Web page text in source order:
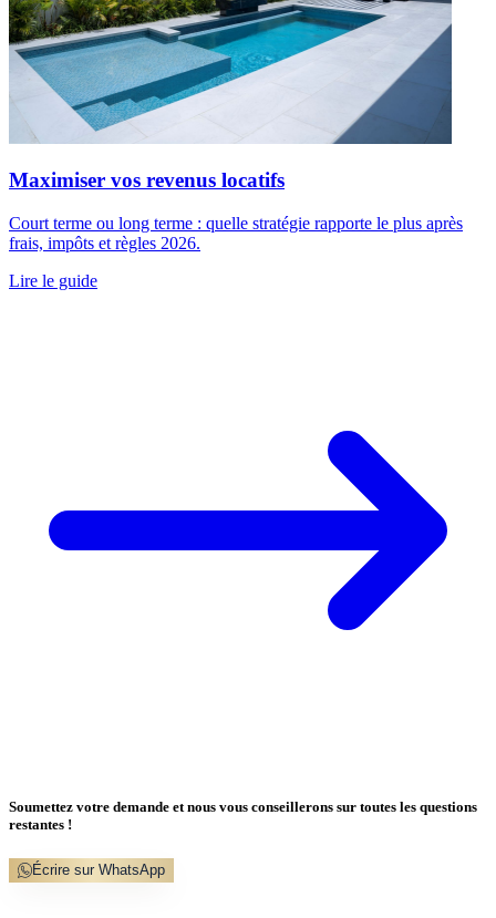
Maximiser vos revenus locatifs
Court terme ou long terme : quelle stratégie rapporte le plus après
frais, impôts et règles 2026.
Lire le guide
Soumettez votre demande et nous vous conseillerons sur toutes les questions
restantes !
Écrire sur WhatsApp